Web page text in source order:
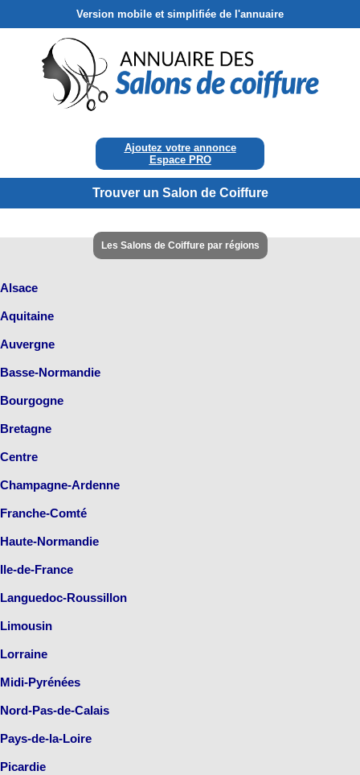
Version mobile et simplifiée de l'annuaire
Ajoutez votre annonce
Espace PRO
Trouver un Salon de Coiffure
Les Salons de Coiffure par régions
Alsace
Aquitaine
Auvergne
Basse-Normandie
Bourgogne
Bretagne
Centre
Champagne-Ardenne
Franche-Comté
Haute-Normandie
Ile-de-France
Languedoc-Roussillon
Limousin
Lorraine
Midi-Pyrénées
Nord-Pas-de-Calais
Pays-de-la-Loire
Picardie